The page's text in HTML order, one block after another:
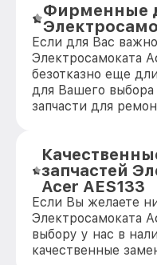
Фирменные
Если для Вас
Электросамоката
безотказно еще
для Вашего выбора
запчасти для
запчастей
Acer AES133
Если Вы желаете
Электросамоката
выбору у нас в
качественные